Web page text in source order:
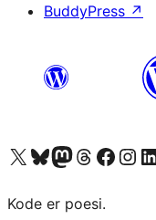
BuddyPress ↗
Visit our X (formerly Twitter) account
Visit our Bluesky account
Visit our Mastodon account
Visit our Threads account
Visit our Facebook page
Visit our
Kode er poesi.